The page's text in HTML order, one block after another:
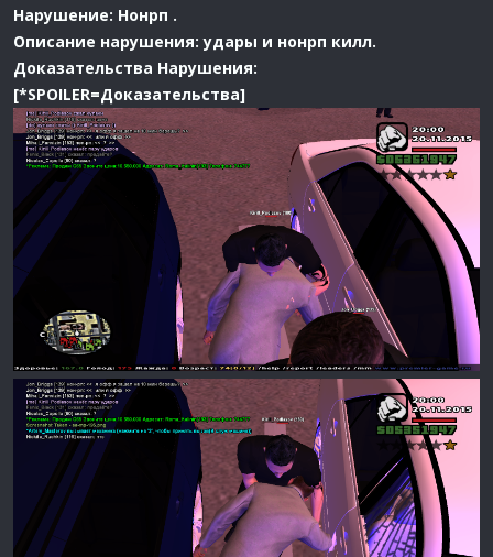
Нарушение: Нонрп .
Описание нарушения:удары и нонрп килл.
Доказательства Нарушения:
[*SPOILER=Доказательства]